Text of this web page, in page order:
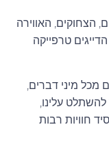
הצחוקים, האווירה
טרפייקה
מיני דברים,
עלינו,
חוויות רבות